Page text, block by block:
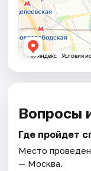
Вопросы
Где пройдет
Место
— Москва.